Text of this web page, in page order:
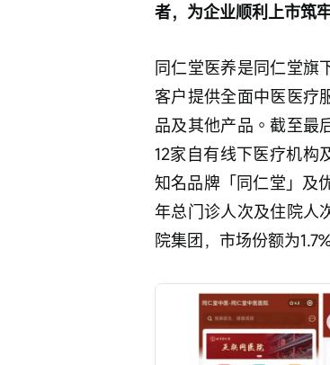
者，为企业顺利上市筑
同仁堂医养是同仁堂旗
客户提供全面中医医疗
品及其他产品。截至最
12家自有线下医疗机构
知名品牌「同仁堂」及
年总门诊人次及住院人
院集团，市场份额为